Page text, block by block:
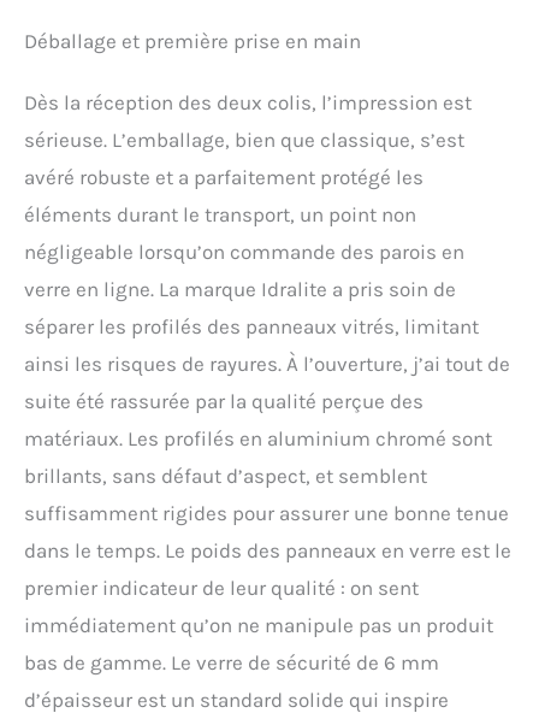
Déballage et première prise en main
Dès la réception des deux colis, l’impression est
sérieuse. L’emballage, bien que classique, s’est
avéré robuste et a parfaitement protégé les
éléments durant le transport, un point non
négligeable lorsqu’on commande des parois en
verre en ligne. La marque Idralite a pris soin de
séparer les profilés des panneaux vitrés, limitant
ainsi les risques de rayures. À l’ouverture, j’ai tout de
suite été rassurée par la qualité perçue des
matériaux. Les profilés en aluminium chromé sont
brillants, sans défaut d’aspect, et semblent
suffisamment rigides pour assurer une bonne tenue
dans le temps. Le poids des panneaux en verre est le
premier indicateur de leur qualité : on sent
immédiatement qu’on ne manipule pas un produit
bas de gamme. Le verre de sécurité de 6 mm
d’épaisseur est un standard solide qui inspire